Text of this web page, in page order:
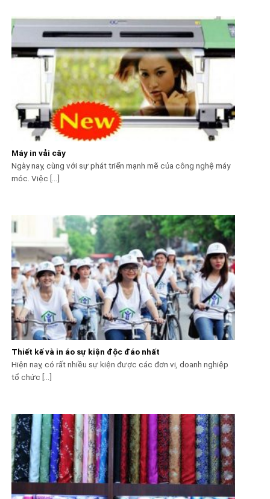
Máy in vải cây
Ngày nay, cùng với sự phát triển mạnh mẽ của công nghệ máy
móc. Việc [...]
Thiết kế và in áo sự kiện độc đáo nhất
Hiện nay, có rất nhiều sự kiện được các đơn vị, doanh nghiệp
tổ chức [...]